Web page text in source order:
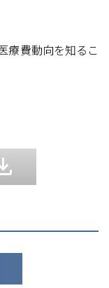
療費動向を知るこ